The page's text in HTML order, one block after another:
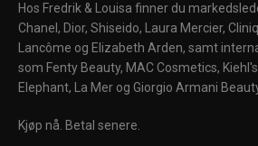
Hos Fredrik & Louisa finner du
Chanel, Dior, Shiseido, Laura Mercier,
Lancôme og Elizabeth Arden, samt
som Fenty Beauty, MAC Cosmetics,
Elephant, La Mer og Giorgio Armani
Kjøp nå. Betal senere.